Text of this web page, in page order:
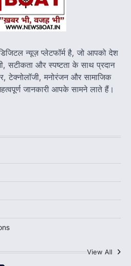
Trump Vladimir Putin Phone Call:
डोनाल्ड ट्रंप और रूसी राष्ट्रपति
पुतिन…
के खिलाफ 68 रन की शानदार पारी
स्मृति मंधाना से छिन गया प्लेयर ऑफ
June 15, 2026
न्यूज़ प्लेटफॉर्म है, जो आपको देश
सटीकता और स्पष्टता के साथ प्रदान
टेक्नोलॉजी, मनोरंजन और सामाजिक
महत्वपूर्ण जानकारी आपके सामने लाते हैं।
View All